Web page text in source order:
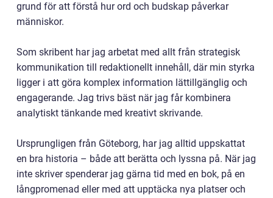
grund för att förstå hur ord och budskap påverkar
människor.
Som skribent har jag arbetat med allt från strategisk
kommunikation till redaktionellt innehåll, där min styrka
ligger i att göra komplex information lättillgänglig och
engagerande. Jag trivs bäst när jag får kombinera
analytiskt tänkande med kreativt skrivande.
Ursprungligen från Göteborg, har jag alltid uppskattat
en bra historia – både att berätta och lyssna på. När jag
inte skriver spenderar jag gärna tid med en bok, på en
långpromenad eller med att upptäcka nya platser och